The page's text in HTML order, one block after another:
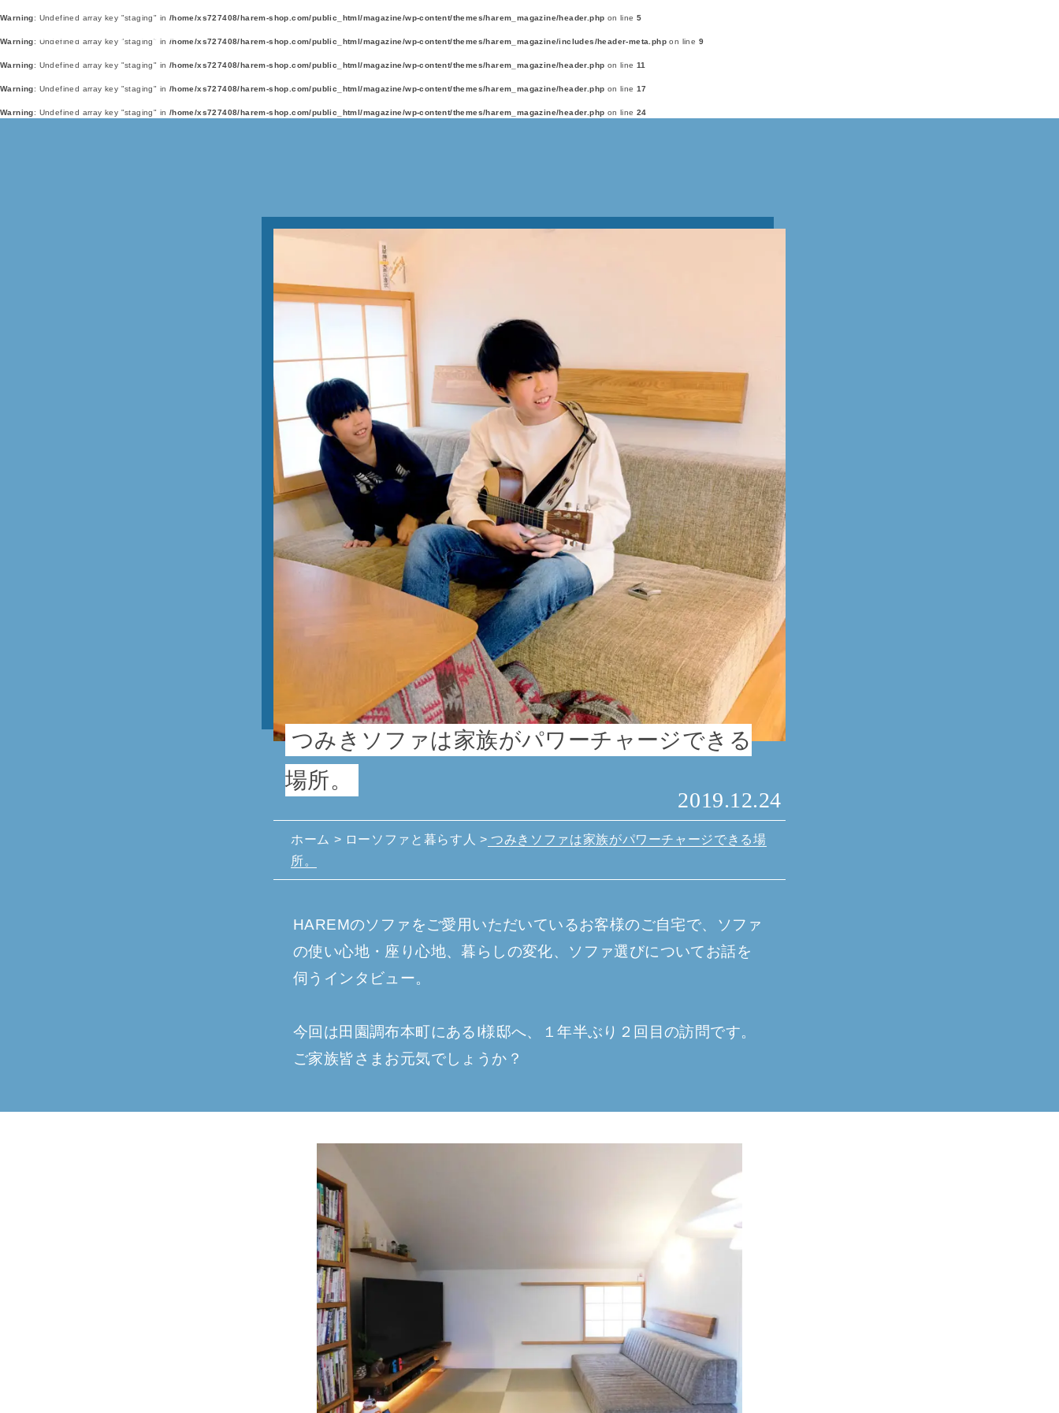
Warning: Undefined array key "staging" in /home/xs727408/harem-shop.com/public_html/magazine/wp-content/themes/harem_magazine/header.php on line5
Warning: Undefined array key "staging" in /home/xs727408/harem-shop.com/public_html/magazine/wp-content/themes/harem_magazine/includes/header-meta.php on line 9
Warning: Undefined array key "staging" in /home/xs727408/harem-shop.com/public_html/magazine/wp-content/themes/harem_magazine/header.php on line11
Warning: Undefined array key "staging" in /home/xs727408/harem-shop.com/public_html/magazine/wp-content/themes/harem_magazine/header.php on line17
Warning: Undefined array key "staging" in /home/xs727408/harem-shop.com/public_html/magazine/wp-content/themes/harem_magazine/header.php on line24
つみきソファは家族がパワーチャージできる
場所。
2019.12.24
ホーム > ローソファと暮らす人 > つみきソファは家族がパワーチャージできる場
所。
HAREMのソファをご愛用いただいているお客様のご自宅で、ソファ
の使い心地・座り心地、暮らしの変化、ソファ選びについてお話を
伺うインタビュー。
今回は田園調布本町にあるI様邸へ、１年半ぶり２回目の訪問です。
ご家族皆さまお元気でしょうか？